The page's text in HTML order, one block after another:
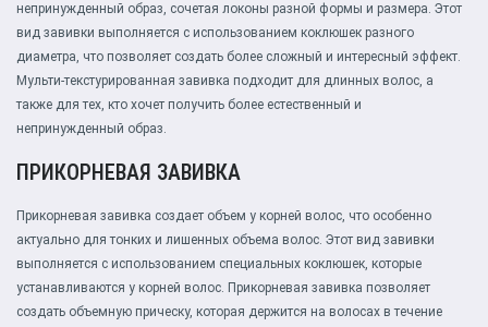
непринужденный образ, сочетая локоны разной формы и размера. Этот
вид завивки выполняется с использованием коклюшек разного
диаметра, что позволяет создать более сложный и интересный эффект.
Мульти-текстурированная завивка подходит для длинных волос, а
также для тех, кто хочет получить более естественный и
непринужденный образ.
ПРИКОРНЕВАЯ ЗАВИВКА
Прикорневая завивка создает объем у корней волос, что особенно
актуально для тонких и лишенных объема волос. Этот вид завивки
выполняется с использованием специальных коклюшек, которые
устанавливаются у корней волос. Прикорневая завивка позволяет
создать объемную прическу, которая держится на волосах в течение